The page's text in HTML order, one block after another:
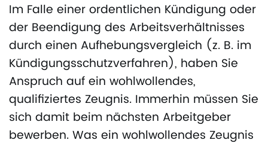
Im Falle einer ordentlichen Kündigung oder
der Beendigung des Arbeitsverhältnisses
durch einen Aufhebungsvergleich (z. B. im
Kündigungsschutzverfahren), haben Sie
Anspruch auf ein wohlwollendes,
qualifiziertes Zeugnis. Immerhin müssen Sie
sich damit beim nächsten Arbeitgeber
bewerben. Was ein wohlwollendes Zeugnis